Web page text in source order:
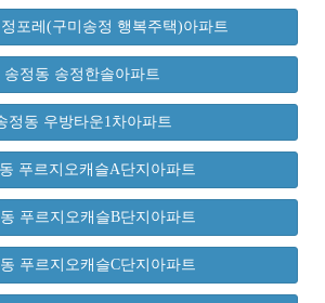
포레(구미송정 행복주택)아파트
송정동 송정한솔아파트
정동 우방타운1차아파트
푸르지오캐슬A단지아파트
푸르지오캐슬B단지아파트
푸르지오캐슬C단지아파트